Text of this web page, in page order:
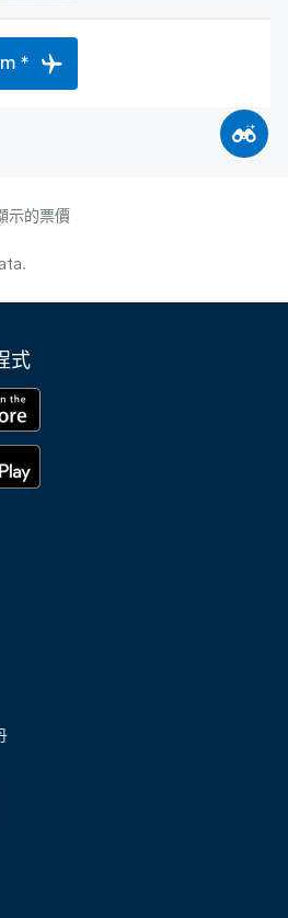
*
示的票價
式